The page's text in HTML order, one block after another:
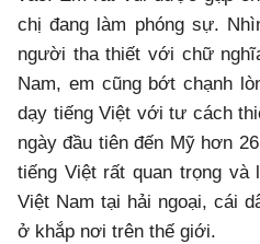
chị đang làm phóng sự.
người tha thiết với chữ
Nam, em cũng bớt chạnh
dạy tiếng Việt với tư cách
ngày đầu tiên đến Mỹ hơn
tiếng Việt rất quan trọng và
Việt Nam tại hải ngoại, cái
ở khắp nơi trên thế giới.